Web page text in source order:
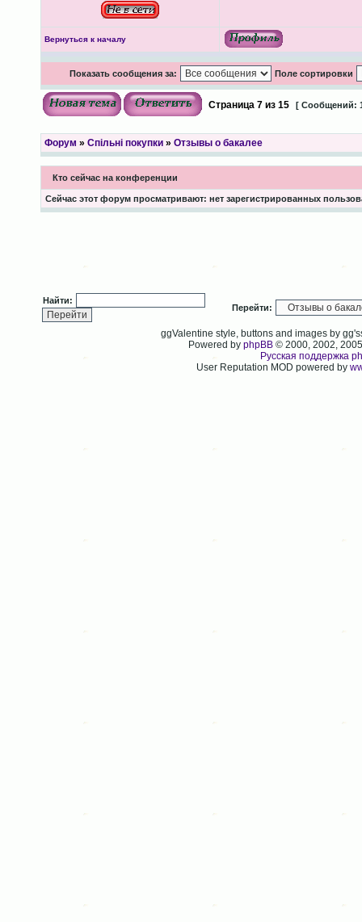
Вернуться к началу
Показать сообщения за: Поле сортировки
Страница 7из 15 [ Сообщений:
Форум » Спільні покупки» Отзывы о бакалее
Кто сейчас на конференции
Сейчас этот форум просматривают: нет зарегистрированных
Найти:
Перейти:
ggValentine style, buttons and images by
Powered byphpBB © 2000, 2002,
Русская поддержка
User Reputation MOD powered by